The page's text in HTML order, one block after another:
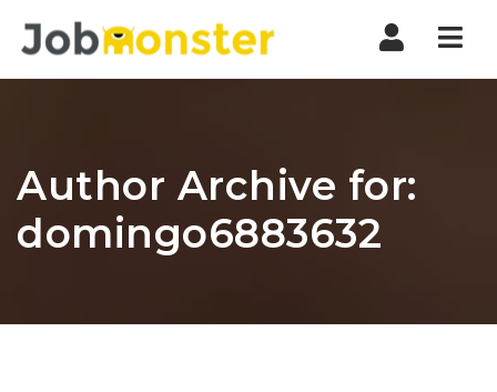
Author Archive for:
domingo6883632